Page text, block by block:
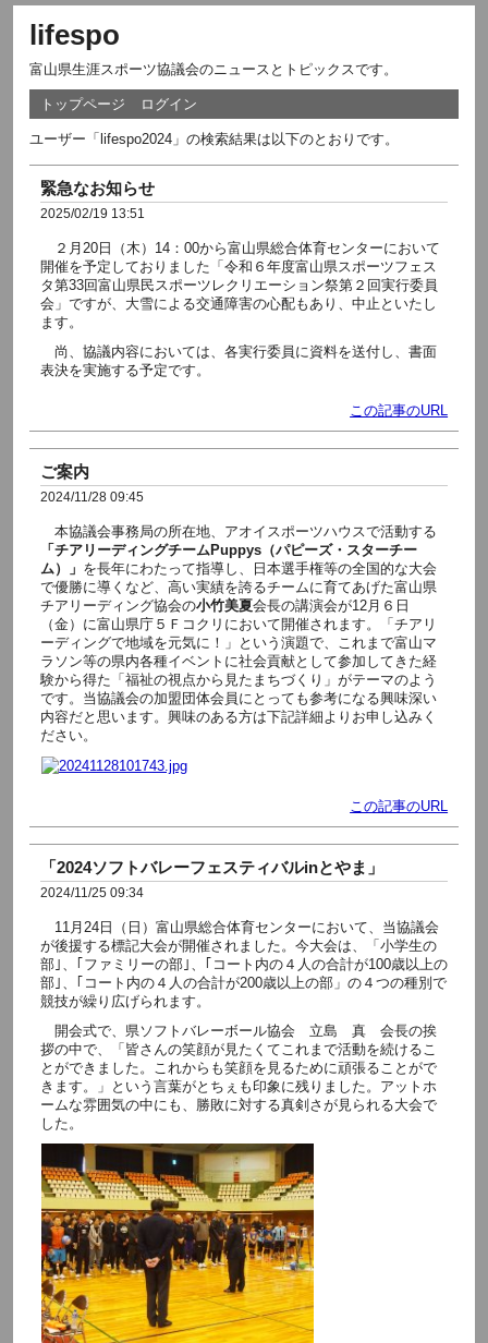
lifespo
富山県生涯スポーツ協議会のニュースとトピックスです。
トップページ ログイン
ユーザー「lifespo2024」の検索結果は以下のとおりです。
緊急なお知らせ
2025/02/19 13:51
２月20日（木）14：00から富山県総合体育センターにおいて
開催を予定しておりました「令和６年度富山県スポーツフェス
タ第33回富山県民スポーツレクリエーション祭第２回実行委員
会」ですが、大雪による交通障害の心配もあり、中止といたし
ます。
尚、協議内容においては、各実行委員に資料を送付し、書面
表決を実施する予定です。
この記事のURL
ご案内
2024/11/28 09:45
本協議会事務局の所在地、アオイスポーツハウスで活動する
「チアリーディングチームPuppys（パピーズ・スターチー
ム）」 を長年にわたって指導し、日本選手権等の全国的な大会
で優勝に導くなど、高い実績を誇るチームに育てあげた富山県
チアリーディング協会の小竹美夏会長の講演会が12月６日
（金）に富山県庁５Ｆコクリにおいて開催されます。「チアリ
ーディングで地域を元気に！」という演題で、これまで富山マ
ラソン等の県内各種イベントに社会貢献として参加してきた経
験から得た「福祉の視点から見たまちづくり」がテーマのよう
です。当協議会の加盟団体会員にとっても参考になる興味深い
内容だと思います。興味のある方は下記詳細よりお申し込みく
ださい。
この記事のURL
「2024ソフトバレーフェスティバルinとやま」
2024/11/25 09:34
11月24日（日）富山県総合体育センターにおいて、当協議会
が後援する標記大会が開催されました。今大会は、「小学生の
部｣、｢ファミリーの部｣、｢コート内の４人の合計が100歳以上の
部｣、｢コート内の４人の合計が200歳以上の部」の４つの種別で
競技が繰り広げられます。
開会式で、県ソフトバレーボール協会 立島 真 会長の挨
拶の中で、「皆さんの笑顔が見たくてこれまで活動を続けるこ
とができました。これからも笑顔を見るために頑張ることがで
きます。」という言葉がとちぇも印象に残りました。アットホ
ームな雰囲気の中にも、勝敗に対する真剣さが見られる大会で
した。